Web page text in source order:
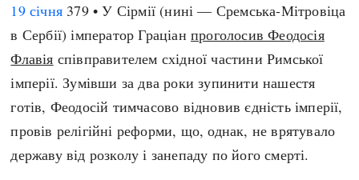
Австралія
Азія
Америка
А(нта)рктика
Африка
Європа
Індекси
Нові статті
Всі статті
Визначальні події
#Хештеги
Автори
19 січня 379 • У Сірмії (нині — Сремська-Мітровіца
в Сербії) імператор Граціанпроголосив Феодосія
Флавія співправителем східної частини Римської
імперії. Зумівши за два роки зупинити нашестя
готів, Феодосій тимчасово відновив єдність імперії,
провів релігійні реформи, що, однак, не врятувало
державу від розколу і занепаду по його смерті.